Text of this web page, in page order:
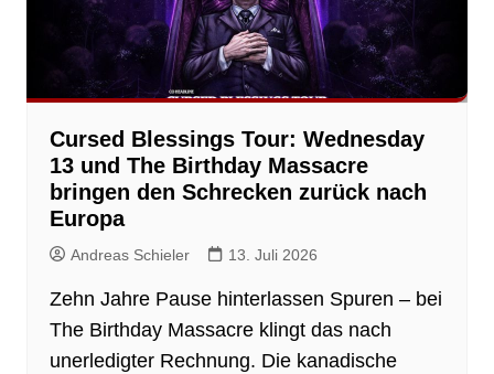
Cursed Blessings Tour: Wednesday
13 und The Birthday Massacre
bringen den Schrecken zurück nach
Europa
Andreas Schieler 13. Juli 2026
Zehn Jahre Pause hinterlassen Spuren – bei
The Birthday Massacre klingt das nach
unerledigter Rechnung. Die kanadische